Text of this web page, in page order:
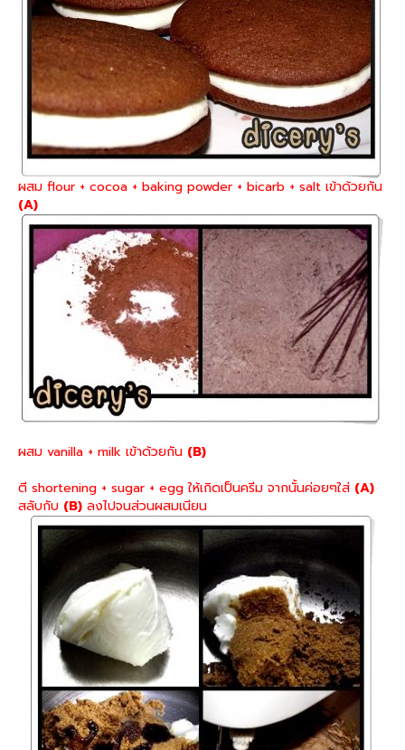
ผสม flour + cocoa + baking powder + bicarb + salt เข้าด้วยกัน
(A)
ผสม vanilla + milk เข้าด้วยกัน (B)
ตี shortening + sugar + egg ให้เกิดเป็นครีม จากนั้นค่อยๆใส่ (A)
สลับกับ (B) ลงไปจนส่วนผสมเนียน